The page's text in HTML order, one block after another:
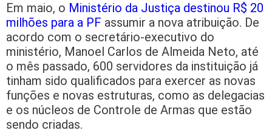
Em maio, o Ministério da Justiça destinou R$ 20
milhões para a PF assumir a nova atribuição. De
acordo com o secretário-executivo do
ministério, Manoel Carlos de Almeida Neto, até
o mês passado, 600 servidores da instituição já
tinham sido qualificados para exercer as novas
funções e novas estruturas, como as delegacias
e os núcleos de Controle de Armas que estão
sendo criadas.